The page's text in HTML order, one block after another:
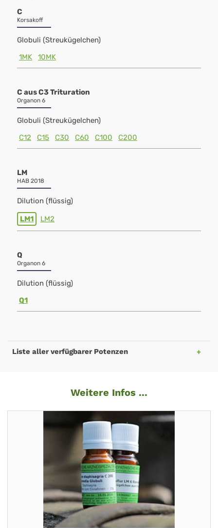
C
Korsakoff
Globuli (Streukügelchen)
1MK
10MK
C aus C3 Trituration
Organon 6
Globuli (Streukügelchen)
C12
C15 C30 C60 C100 C200
LM
HAB 2018
Dilution (flüssig)
LM1 LM2
Q
Organon 6
Dilution (flüssig)
Q1
Liste aller verfügbarer Potenzen
Weitere Infos ...